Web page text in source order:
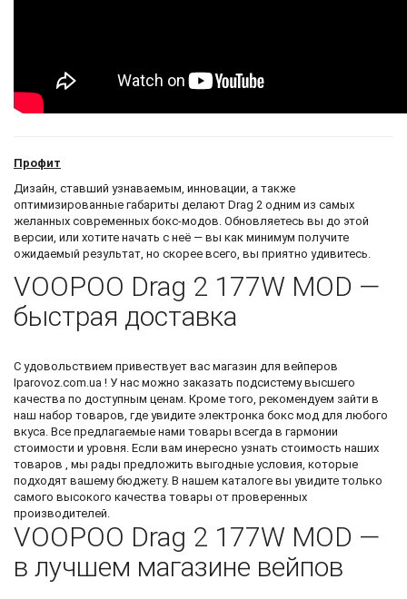
Профит
Дизайн, ставший узнаваемым, инновации, а также
оптимизированные габариты делают Drag 2 одним из самых
желанных современных бокс-модов. Обновляетесь вы до этой
версии, или хотите начать с неё — вы как минимум получите
ожидаемый результат, но скорее всего, вы приятно удивитесь.
VOOPOO Drag 2 177W MOD —
быстрая доставка
С удовольствием привествует вас магазин для вейперов
Iparovoz.com.ua ! У нас можно заказать подсистемувысшего
качества по доступным ценам. Кроме того, рекомендуем зайти в
наш набор товаров, где увидите электронка бокс мод для любого
вкуса. Все предлагаемые нами товары всегда в гармонии
стоимости и уровня. Если вам инересно узнать стоимость наших
товаров , мы рады предложить выгодные условия, которые
подходят вашему бюджету. В нашем каталоге вы увидите только
самого высокого качества товары от проверенных
производителей.
VOOPOO Drag 2 177W MOD —
в лучшем магазине вейпов